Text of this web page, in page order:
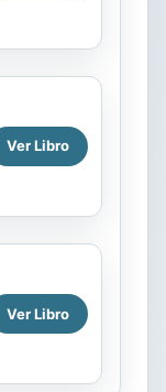
Ver Libro
Ver Libro